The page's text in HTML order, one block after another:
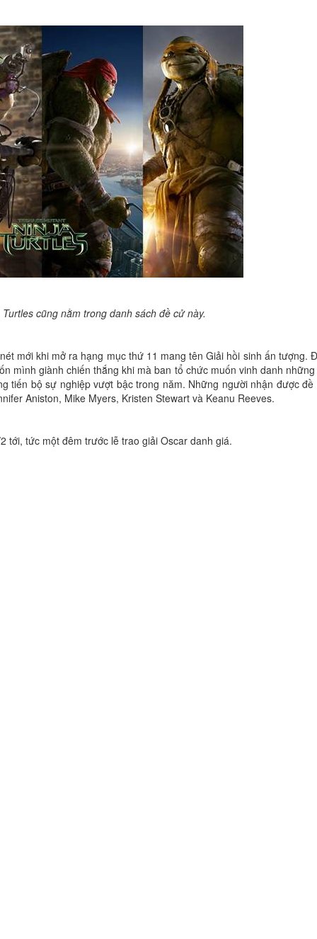
cũng nằm trong danh sách đề cử này.
mới khi mở ra hạng mục thứ 11 mang tên Giải hồi sinh ấn tượng.
mình giành chiến thắng khi mà ban tổ chức muốn vinh danh
tiến bộ sự nghiệp vượt bậc trong năm. Những người nhận được đề
Aniston, Mike Myers, Kristen Stewart và Keanu Reeves.
tới, tức một đêm trước lễ trao giải Oscar danh giá.